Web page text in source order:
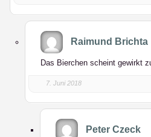
Raimund Brichta
Das Bierchen scheint gewirkt
7. Juni 2018
Peter Czeck